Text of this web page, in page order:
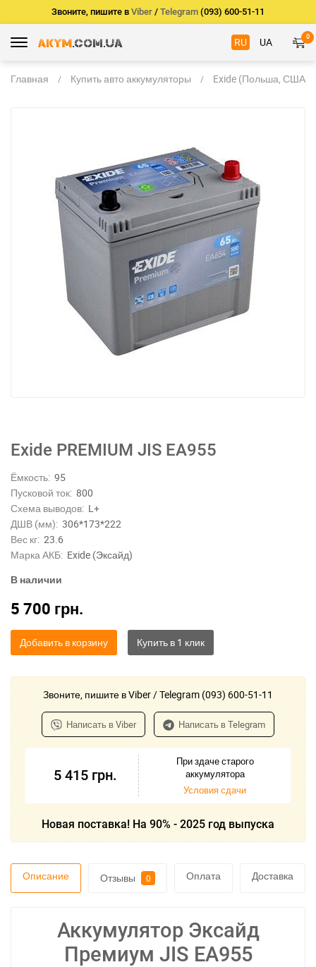
Звоните, пишите в Viber / Telegram (093) 600-51-11
RU UA 0
Главная Купить авто аккумуляторы Exide (Польша, США)
Exide PREMIUM JIS EA955
Ёмкость: 95
Пусковой ток: 800
Схема выводов: L+
ДШВ (мм): 306*173*222
Вес кг: 23.6
Марка АКБ: Exide (Эксайд)
В наличии
5 700 грн.
Добавить в корзину
Звоните, пишите в Viber / Telegram (093) 600-51-11
Написать в Viber Написать в Telegram
5 415 грн.
При здаче старого
аккумулятора
Условия сдачи
Новая поставка! На 90% - 2025 год выпуска
Описание Отзывы 0 Оплата Доставка
Аккумулятор Эксайд
Премиум JIS EA955